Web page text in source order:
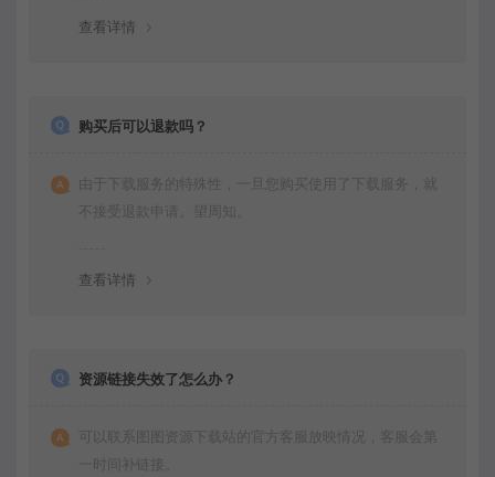
查看详情
购买后可以退款吗？
由于下载服务的特殊性，一旦您购买使用了下载服务，就
不接受退款申请。望周知。
查看详情
资源链接失效了怎么办？
可以联系图图资源下载站的官方客服放映情况，客服会第
一时间补链接。